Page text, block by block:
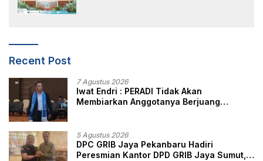
Recent Post
7 Agustus 2026
Iwat Endri : PERADI Tidak Akan
Membiarkan Anggotanya Berjuang
5 Agustus 2026
DPC GRIB Jaya Pekanbaru Hadiri
Peresmian Kantor DPD GRIB Jaya Sumut,